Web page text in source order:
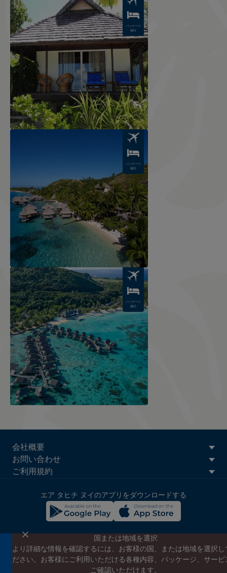
パッケージ
旅行
パッケージ
旅行
Image
パッケージ
旅行
ATN:
Footer
menu
会社概要
お問い合わせ
ご利用規約
エア タヒチ ヌイのアプリをダウンロードする
エア タヒチ ヌイのニュースレターに登録する
エア タヒチ ヌイやタヒチの最新情報、スペシャルプロモーショ
国または地域を選択
より詳細な情報を確認するには、お客様の国、または地域を選択し
ださい。お客様にご利用いただける各種内容、パッケージ、サービ
ご確認いただけます。